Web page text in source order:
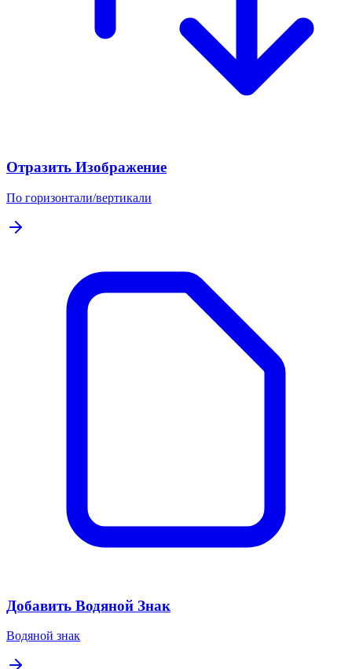
Отразить Изображение
По горизонтали/вертикали
Добавить Водяной Знак
Водяной знак